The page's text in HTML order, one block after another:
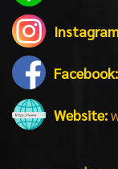
Facebook:
Website: